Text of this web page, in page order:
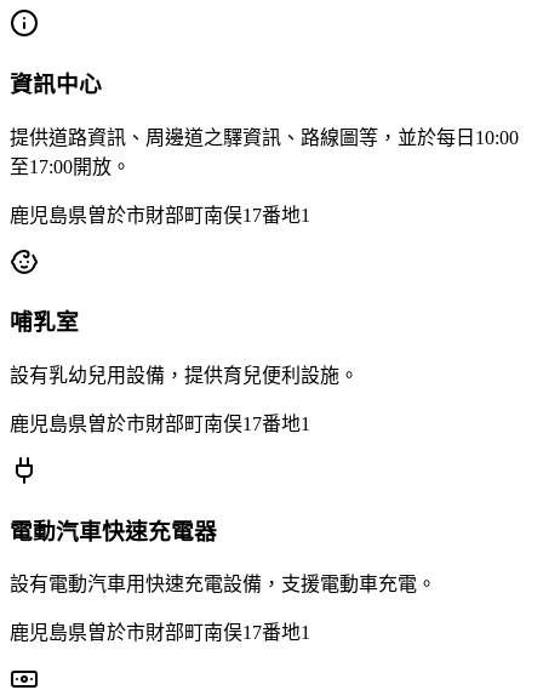
資訊中心
提供道路資訊、周邊道之驛資訊、路線圖等，並於每日10:00
至17:00開放。
鹿児島県曽於市財部町南俣17番地1
哺乳室
設有乳幼兒用設備，提供育兒便利設施。
鹿児島県曽於市財部町南俣17番地1
電動汽車快速充電器
設有電動汽車用快速充電設備，支援電動車充電。
鹿児島県曽於市財部町南俣17番地1